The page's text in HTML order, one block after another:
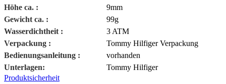
Höhe ca. :
9mm
Gewicht ca. :
99g
Wasserdichtheit :
3 ATM
Verpackung :
Tommy HilfigerVerpackung
Bedienungsanleitung :
vorhanden
Unterlagen:
Tommy Hilfiger
Produktsicherheit